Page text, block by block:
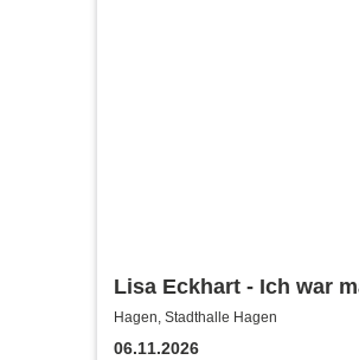
Lisa Eckhart - Ich war
Hagen, Stadthalle Hagen
06.11.2026